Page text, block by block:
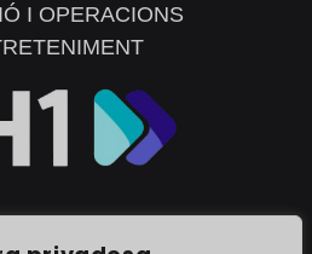
I OPERACIONS
RH1